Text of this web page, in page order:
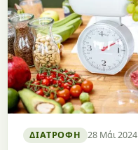
ΔΙΑΤΡΟΦΉ 28 Μάι 2024